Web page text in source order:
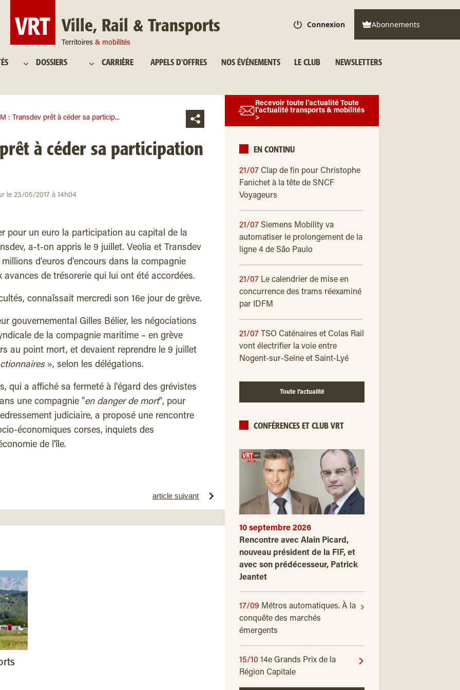
Ville, Rail & Transports
Territoires & mobilités
Connexion Abonnements
DOSSIERS CARRIÈRE APPELS D'OFFRES NOS ÉVÉNEMENTS LE CLUB NEWSLETTERS
: Transdev prêt à céder sa particip...
à céder sa participation
le 23/05/2017 à 14h04
pour un euro la participation au capital de la
a-t-on appris le 9 juillet. Veolia et Transdev
d'euros d'encours dans la compagnie
de trésorerie qui lui ont été accordées.
connaîssait mercredi son 16e jour de grève.
gouvernemental Gilles Bélier, les négociations
de la compagnie maritime – en grève
au point mort, et devaient reprendre le 9 juillet
», selon les délégations.
qui a affiché sa fermeté à l'égard des grévistes
une compagnie "en danger de mort", pour
judiciaire, a proposé une rencontre
économiques corses, inquiets des
de l'île.
article suivant
Recevoir toute l’actualité Toute
l'actualité transports & mobilités
>
EN CONTINU
21/07 Clap de fin pour Christophe
Fanichet à la tête de SNCF
Voyageurs
21/07 Siemens Mobility va
automatiser le prolongement de la
ligne 4 de São Paulo
21/07 Le calendrier de mise en
concurrence des trams réexaminé
par IDFM
21/07
TSO Caténaires et Colas Rail
vont électrifier la voie entre
Nogent-sur-Seine et Saint-Lyé
Toute l’actualité
CONFÉRENCES ET CLUB VRT
10 septembre 2026
Rencontre avec Alain Picard,
nouveau président de la FIF, et
avec son prédécesseur, Patrick
Jeantet
17/09 Métros automatiques. À la
conquête des marchés
émergents
15/10 14e Grands Prix de la
Région Capitale